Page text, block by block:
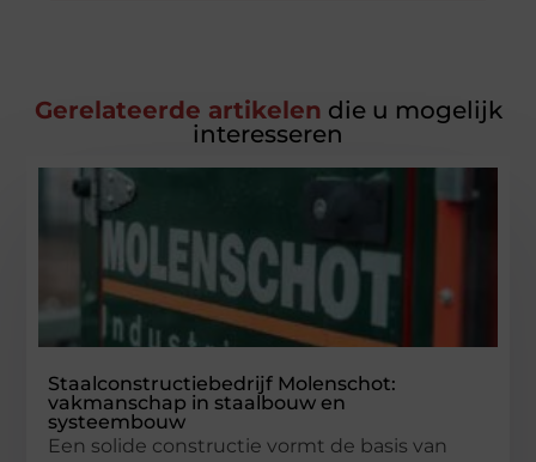
Gerelateerde artikelen die u mogelijk
interesseren
Staalconstructiebedrijf Molenschot:
vakmanschap in staalbouw en
systeembouw
Een solide constructie vormt de basis van